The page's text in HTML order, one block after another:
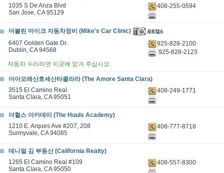
1035 S De Anza Blvd
San Jose, CA 95129
408-255-0594
더블린 마이크 자동차정비 (Mike's Car Clinic)
6407 Golden Gate Dr.
Dublin, CA 94568
925-828-2100
925-828-2123
자동차 수리라면 이곳에 맏겨 주십시요.
더아모레산호세산타클라라 (The Amore Santa Clara)
3515 El Camino Real.
Santa Clara, CA 95051
408-249-1771
더헐스 아카데미 (The Huuls Academy)
1210 E. Arques Ave #207, 208
Sunnyvale, CA 94085
408-777-8718
데니얼 김 부동산 (California Realty)
1265 EI Camino Real #109
Santa Clara, CA 95050
408-557-8300